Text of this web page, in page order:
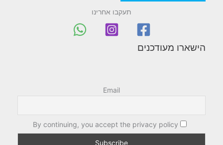
תעקבו אחרינו
הישארו מעודכנים
Email
By continuing, you accept the privacy policy